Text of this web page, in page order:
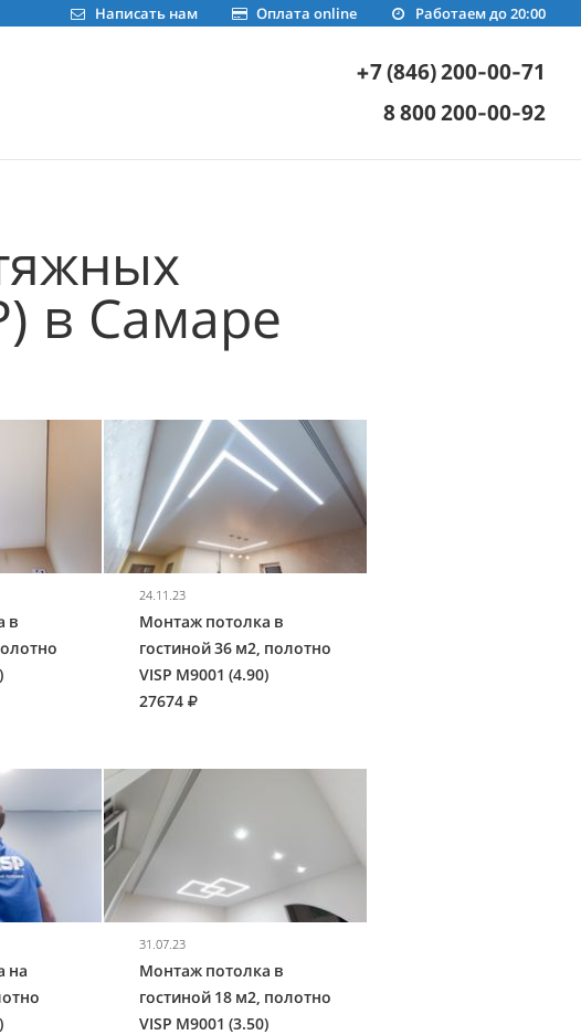
Работаем до 20:00
Оплата online
Написать нам
+7 (846) 200-00-71
8 800 200-00-92
в Самаре
в
24.11.23
Монтаж потолка в
гостиной 36 м2, полотно
VISP M9001 (4.90)
27674
на
31.07.23
Монтаж потолка в
гостиной 18 м2, полотно
VISP M9001 (3.50)